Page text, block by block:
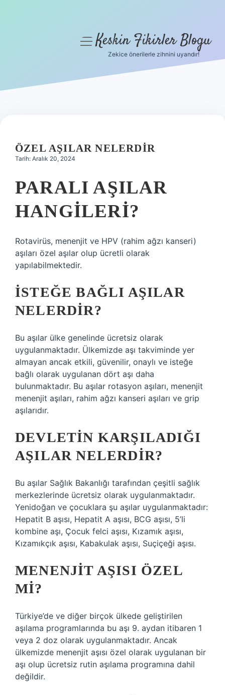
Hakkımızda
menüyüKeskin Fikirler Blogu
Zekice önerilerle zihnini uyandır!
ÖZEL AŞILAR NELERDIR
Tarih: Aralık 20, 2024
PARALI AŞILAR
HANGILERI?
Rotavirüs, menenjit ve HPV (rahim ağzı kanseri)
aşıları özel aşılar olup ücretli olarak
yapılabilmektedir.
İSTEĞE BAĞLI AŞILAR
NELERDIR?
Bu aşılar ülke genelinde ücretsiz olarak
uygulanmaktadır. Ülkemizde aşı takviminde yer
almayan ancak etkili, güvenilir, onaylı ve isteğe
bağlı olarak uygulanan dört aşı daha
bulunmaktadır. Bu aşılar rotasyon aşıları, menenjit
menenjit aşıları, rahim ağzı kanseri aşıları ve grip
aşılarıdır.
DEVLETIN KARŞILADIĞI
AŞILAR NELERDIR?
Bu aşılar Sağlık Bakanlığı tarafından çeşitli sağlık
merkezlerinde ücretsiz olarak uygulanmaktadır.
Yenidoğan ve çocuklara şu aşılar uygulanmaktadır:
Hepatit B aşısı, Hepatit A aşısı, BCG aşısı, 5’li
kombine aşı, Çocuk felci aşısı, Kızamık aşısı,
Kızamıkçık aşısı, Kabakulak aşısı, Suçiçeği aşısı.
MENENJIT AŞISI ÖZEL
MI?
Türkiye’de ve diğer birçok ülkede geliştirilen
aşılama programlarında bu aşı 9. aydan itibaren 1
veya 2 doz olarak uygulanmaktadır. Ancak
ülkemizde menenjit aşısı özel olarak uygulanan bir
aşı olup ücretsiz rutin aşılama programına dahil
değildir.